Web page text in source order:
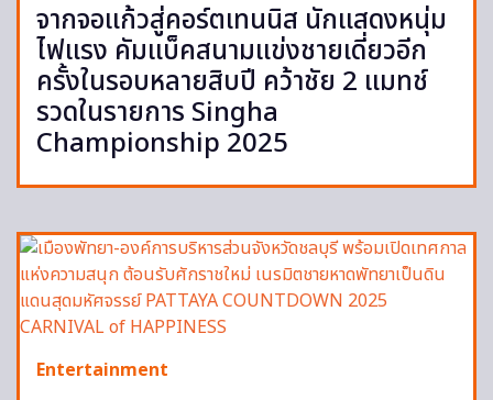
จากจอแก้วสู่คอร์ตเทนนิส นักแสดงหนุ่ม
ไฟแรง คัมแบ็คสนามแข่งชายเดี่ยวอีก
ครั้งในรอบหลายสิบปี คว้าชัย 2 แมทช์
รวดในรายการ Singha
Championship 2025
Entertainment